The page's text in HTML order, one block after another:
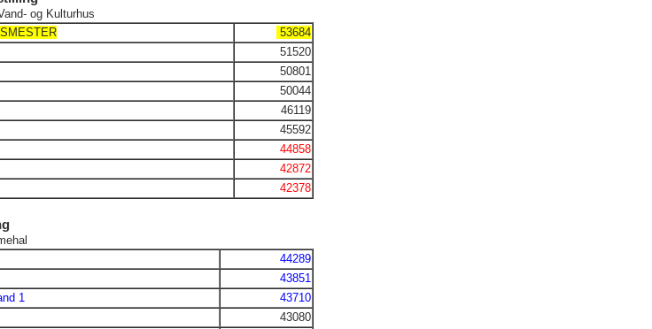
og Kulturhus
53684
51520
50801
50044
46119
45592
44858
42872
42378
44289
43851
1
43710
43080